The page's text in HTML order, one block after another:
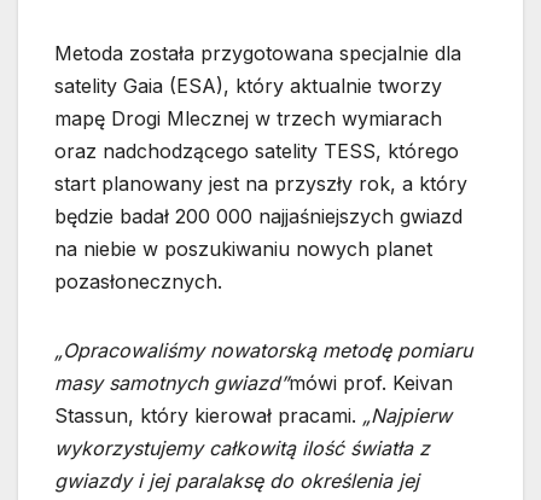
Metoda została przygotowana specjalnie dla
satelity Gaia (ESA), który aktualnie tworzy
mapę Drogi Mlecznej w trzech wymiarach
oraz nadchodzącego satelity TESS, którego
start planowany jest na przyszły rok, a który
będzie badał 200 000 najjaśniejszych gwiazd
na niebie w poszukiwaniu nowych planet
pozasłonecznych.
„Opracowaliśmy nowatorską metodę pomiaru
masy samotnych gwiazd”mówi prof. Keivan
Stassun, który kierował pracami. „Najpierw
wykorzystujemy całkowitą ilość światła z
gwiazdy i jej paralaksę do określenia jej